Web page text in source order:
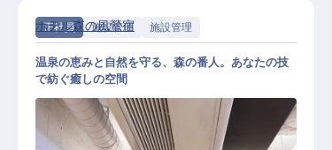
正社員 施設管理 施設管理
ホテル森の風鶯宿
温泉の恵みと自然を守る、森の番人。あなたの技
で紡ぐ癒しの空間